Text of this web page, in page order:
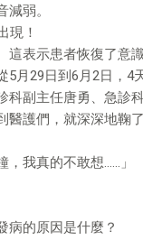
弱。
現！
這表示患者恢復了意
月29日到6月2日，4
副主任唐勇、急診
護們，就深深地鞠
，我真的不敢想……」
病的原因是什麼？